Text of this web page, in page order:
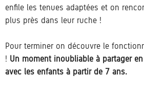
enfile les tenues adaptées et on
plus près dans leur ruche !
Pour terminer on découvre le
! Un moment inoubliable à partager
avec les enfants à partir de 7 ans.